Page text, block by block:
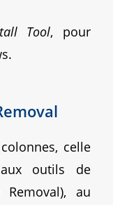
Tool, pour
celle
outils de
Removal), au